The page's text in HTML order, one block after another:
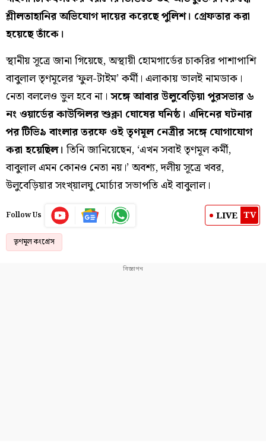
শ্লীলতাহানির অভিযোগ দায়ের করেছে পুলিশ। গ্রেফতার করা
হয়েছে তাঁকে।
স্থানীয় সূত্রে জানা গিয়েছে, অস্থায়ী হোমগার্ডের চাকরির পাশাপাশি
বাবুলাল তৃণমূলের ‘ফুল-টাইম’ কর্মী। এলাকায় ভালই নামডাক।
নেতা বললেও ভুল হবে না। সঙ্গে আবার উলুবেড়িয়া পুরসভার ৬
নং ওয়ার্ডের কাউন্সিলর শুক্লা ঘোষের ঘনিষ্ঠ। এদিনের ঘটনার
পর টিভি৯ বাংলার তরফে ওই তৃণমূল নেত্রীর সঙ্গে যোগাযোগ
করা হয়েছিল। তিনি জানিয়েছেন, ‘এখন সবাই তৃণমূল কর্মী,
বাবুলাল এমন কোনও নেতা নয়।’ অবশ্য, দলীয় সূত্রে খবর,
উলুবেড়িয়ার সংখ্য়ালঘু মোর্চার সভাপতি এই বাবুলাল।
Follow Us LIVE TV
তৃণমূল কংগ্রেস